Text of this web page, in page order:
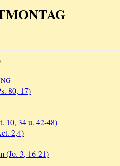
80, 17)
10, 34 u. 42-48)
2,4)
(Jo. 3, 16-21)